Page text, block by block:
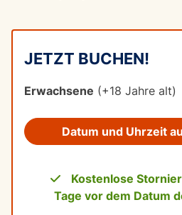
JETZT BUCHEN!
Erwachsene (+18 Jahre alt)
Datum und Uhrzeit
Kostenlose
Tage vor dem Datum